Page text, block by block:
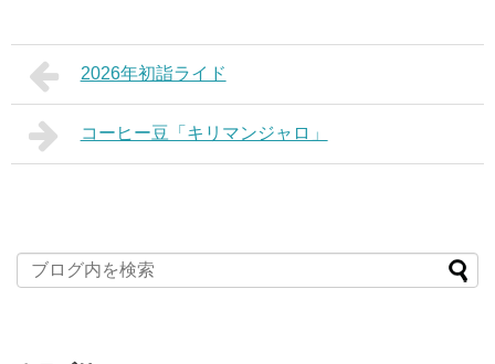
2026年初詣ライド
コーヒー豆「キリマンジャロ」